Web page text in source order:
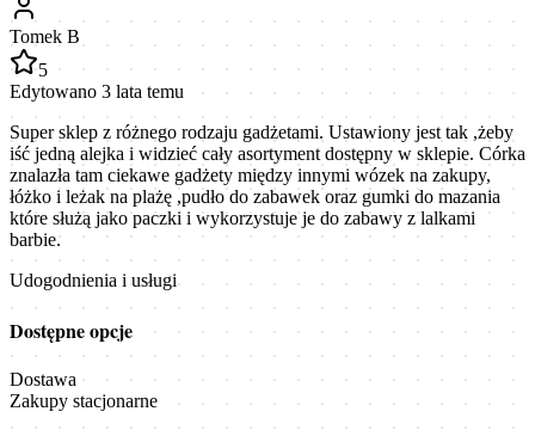
Tomek B
5
Edytowano 3 lata temu
Super sklep z różnego rodzaju gadżetami. Ustawiony jest tak ,żeby
iść jedną alejka i widzieć cały asortyment dostępny w sklepie. Córka
znalazła tam ciekawe gadżety między innymi wózek na zakupy,
łóżko i leżak na plażę ,pudło do zabawek oraz gumki do mazania
które służą jako paczki i wykorzystuje je do zabawy z lalkami
barbie.
Udogodnienia i usługi
Dostępne opcje
Dostawa
Zakupy stacjonarne